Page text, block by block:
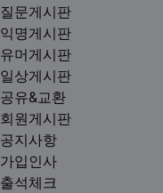
질문게시판
익명게시판
유머게시판
일상게시판
공유&교환
회원게시판
공지사항
가입인사
출석체크